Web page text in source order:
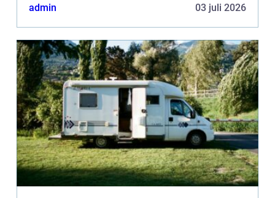
admin 03 juli 2026